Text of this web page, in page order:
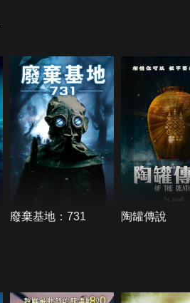
廢棄基地：731 陶罐傳說